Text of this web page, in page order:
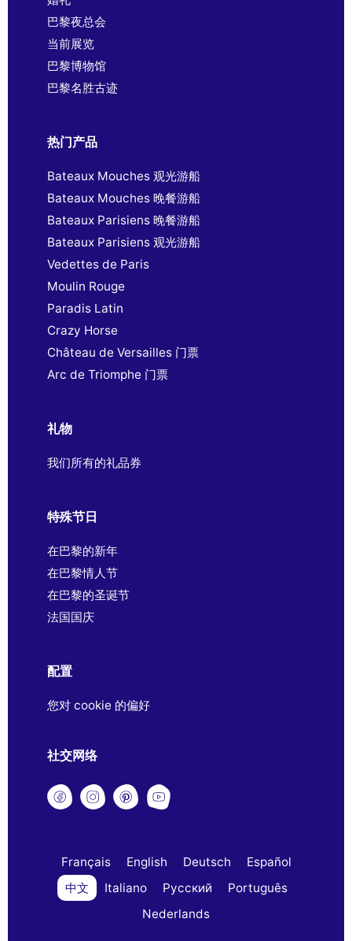
巴黎夜总会
当前展览
巴黎博物馆
巴黎名胜古迹
热门产品
Bateaux Mouches 观光游船
Bateaux Mouches 晚餐游船
Bateaux Parisiens 晚餐游船
Bateaux Parisiens 观光游船
Vedettes de Paris
Moulin Rouge
Paradis Latin
Crazy Horse
Château de Versailles 门票
Arc de Triomphe 门票
礼物
我们所有的礼品券
特殊节日
在巴黎的新年
在巴黎情人节
在巴黎的圣诞节
法国国庆
配置
您对 cookie 的偏好
社交网络
Français English Deutsch
Español
中文
Italiano Русский
Português
Nederlands